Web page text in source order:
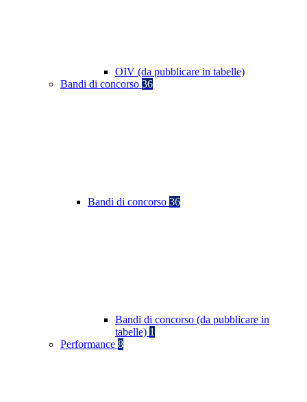
OIV (da pubblicare in tabelle)
Bandi di concorso 36
Bandi di concorso 36
Bandi di concorso (da pubblicare in
tabelle) 1
Performance 8